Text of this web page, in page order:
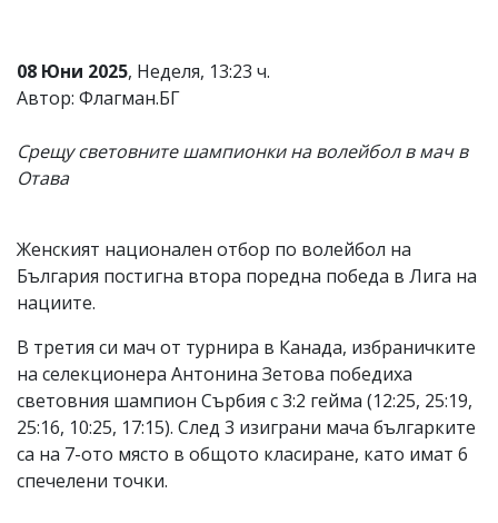
статиите
се
въвеждат
читателите
редакцията
отговорност
тях!
Ако
обиден
вас
коментар,
моля
сигнализирайте
ни!
08 Юни 2025, Неделя, 13:23 ч.
Автор: Флагман.БГ
Срещу световните шампионки на волейбол в мач в
Отава
Женският национален отбор по волейбол на
България постигна втора поредна победа в Лига на
нациите.
В третия си мач от турнира в Канада, избраничките
на селекционера Антонина Зетова победиха
световния шампион Сърбия с 3:2 гейма (12:25, 25:19,
25:16, 10:25, 17:15). След 3 изиграни мача българките
са на 7-ото място в общото класиране, като имат 6
спечелени точки.